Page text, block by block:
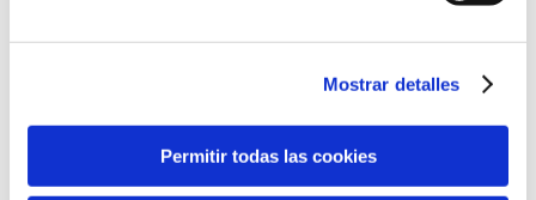
Mostrar detalles
Permitir todas las cookies